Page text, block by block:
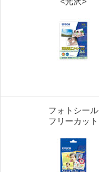
フォトシール
フリーカット